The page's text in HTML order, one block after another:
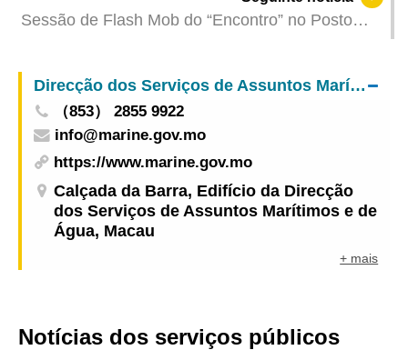
para Julho e Agosto de 2025 a partir do dia 16 de
Junho
Sessão de Flash Mob do “Encontro” no Posto
Direcção dos Serviços de Assuntos Marítimos e de Água
（853） 2855 9922
info@marine.gov.mo
https://www.marine.gov.mo
Calçada da Barra, Edifício da Direcção
dos Serviços de Assuntos Marítimos e de
Água, Macau
+ mais
Notícias dos serviços públicos